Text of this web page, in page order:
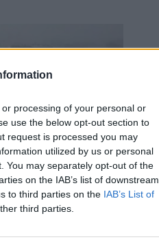
processing of your personal or
use the below opt-out section to
request is processed you may
utilized by us or personal
You may separately opt-out of the
on the IAB’s list of downstream
to third parties on the IAB’s List of
third parties.
de carbón en
muertos